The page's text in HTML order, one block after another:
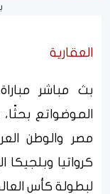
العقارية
بث مباشر
الموضواتع
مصر والوطن
كرواتيا وبلجيكا
لبطولة كأس العالم